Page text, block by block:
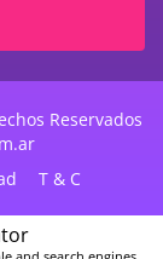
Reservados
T & C